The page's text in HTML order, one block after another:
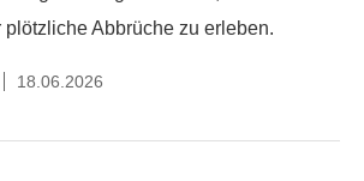
plötzliche Abbrüche zu erleben.
18.06.2026